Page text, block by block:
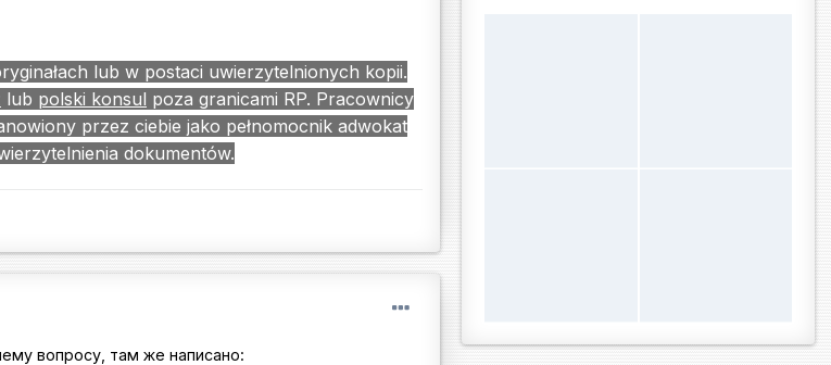
lub w postaci uwierzytelnionych kopii.
lub polski konsul poza granicami RP. Pracownicy
przez ciebie jako pełnomocnik adwokat
dokumentów.
вопросу, там же написано: